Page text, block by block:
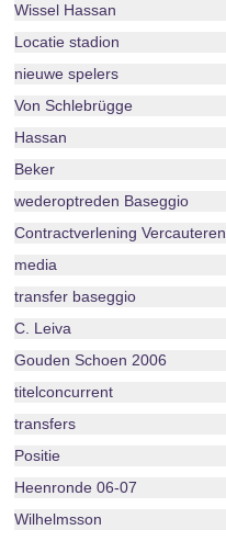
Wissel Hassan
Locatie stadion
nieuwe spelers
Von Schlebrügge
Hassan
Beker
wederoptreden Baseggio
Contractverlening Vercauteren
media
transfer baseggio
C. Leiva
Gouden Schoen 2006
titelconcurrent
transfers
Positie
Heenronde 06-07
Wilhelmsson